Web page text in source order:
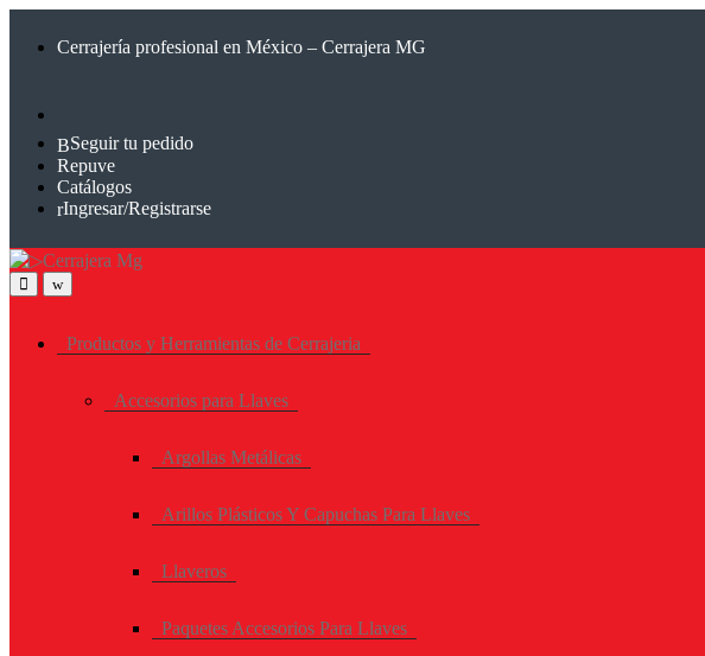
Cerrajería profesional en México – Cerrajera MG
Seguir tu pedido
Repuve
Catálogos
Ingresar/Registrarse
Productos y Herramientas de Cerrajeria
Accesorios para Llaves
Argollas Metálicas
Arillos Plásticos Y Capuchas Para Llaves
Llaveros
Paquetes Accesorios Para Llaves